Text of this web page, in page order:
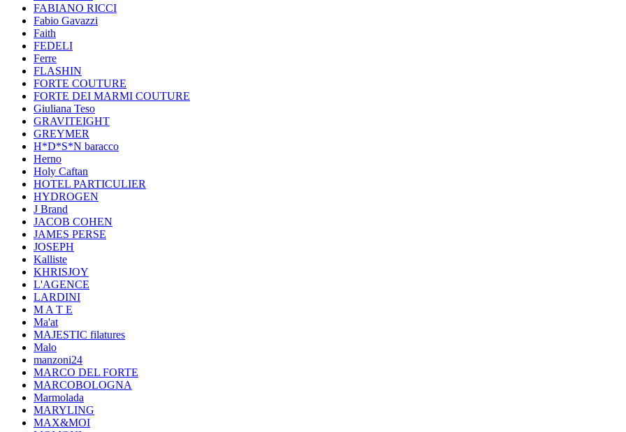
FABIANO RICCI
Fabio Gavazzi
Faith
FEDELI
Ferre
FLASHIN
FORTE COUTURE
FORTE DEI MARMI COUTURE
Giuliana Teso
GRAVITEIGHT
GREYMER
H*D*S*N baracco
Herno
Holy Caftan
HOTEL PARTICULIER
HYDROGEN
J Brand
JACOB COHEN
JAMES PERSE
JOSEPH
Kalliste
KHRISJOY
L'AGENCE
LARDINI
M A T E
Ma'at
MAJESTIC filatures
Malo
manzoni24
MARCO DEL FORTE
MARCOBOLOGNA
Marmolada
MARYLING
MAX&MOI